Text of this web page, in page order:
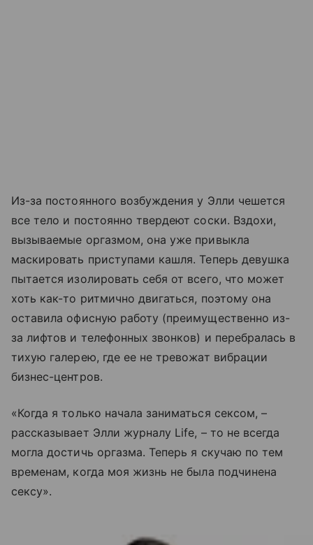
Из-за постоянного возбуждения у Элли чешется
все тело и постоянно твердеют соски. Вздохи,
вызываемые оргазмом, она уже привыкла
маскировать приступами кашля. Теперь девушка
пытается изолировать себя от всего, что может
хоть как-то ритмично двигаться, поэтому она
оставила офисную работу (преимущественно из-
за лифтов и телефонных звонков) и перебралась в
тихую галерею, где ее не тревожат вибрации
бизнес-центров.
«Когда я только начала заниматься сексом, –
рассказывает Элли журналу Life, – то не всегда
могла достичь оргазма. Теперь я скучаю по тем
временам, когда моя жизнь не была подчинена
сексу».